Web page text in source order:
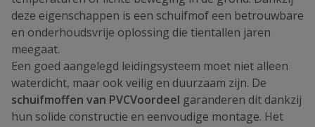
deze eigenschappen is een schuifmof een betrouwbare
en onderhoudsvrije oplossing die tientallen jaren
meegaat.
Een goed aangelegd leidingsysteem moet niet alleen
waterdicht, maar ook veilig en duurzaam zijn. De
schuifmoffen van PVCVoordeel garanderen dit dankzij
hun solide constructie en eenvoudige montage. Het